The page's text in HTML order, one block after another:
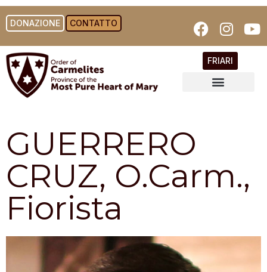
DONAZIONE CONTATTO
FRIARI
GUERRERO
CRUZ, O.Carm.,
Fiorista